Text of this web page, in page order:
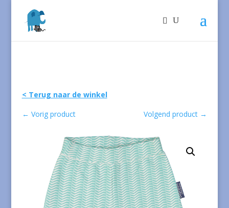
< Terug naar de winkel
← Vorig product Volgend product →